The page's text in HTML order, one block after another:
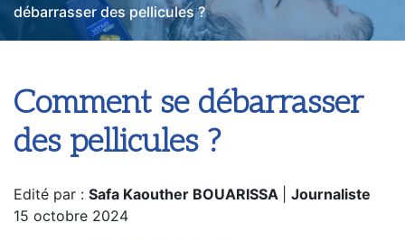
débarrasser des pellicules ?
Comment se débarrasser
des pellicules ?
Edité par : Safa Kaouther BOUARISSA
Journaliste
15 octobre 2024